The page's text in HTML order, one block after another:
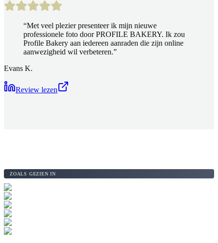
“Met veel plezier presenteer ik mijn nieuwe
professionele foto door PROFILE BAKERY. Ik zou
Profile Bakery aan iedereen aanraden die zijn online
aanwezigheid wil verbeteren.”
Evans K.
Review lezen
ZOALS GEZIEN IN